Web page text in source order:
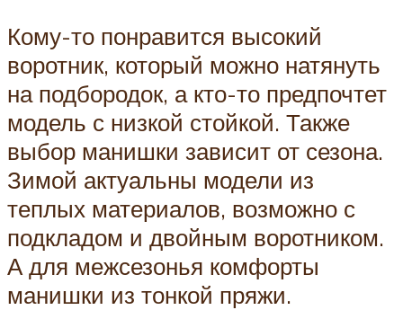
Кому-то понравится высокий
воротник, который можно натянуть
на подбородок, а кто-то предпочтет
модель с низкой стойкой. Также
выбор манишки зависит от сезона.
Зимой актуальны модели из
теплых материалов, возможно с
подкладом и двойным воротником.
А для межсезонья комфорты
манишки из тонкой пряжи.